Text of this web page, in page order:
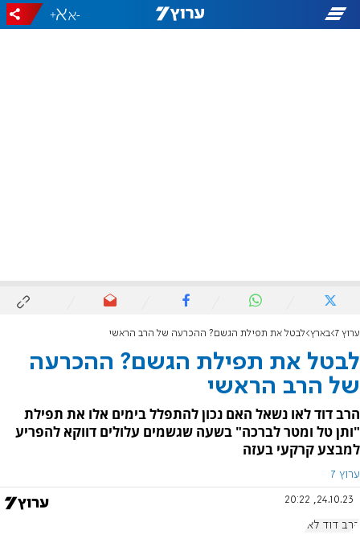
-
+
ערוץ 7 בארץ לבטל את תפילת הגשם? ההכרעה של הרב הראשי
לבטל את תפילת הגשם? ההכרעה
של הרב הראשי
הרב דוד לאו נשאל האם נכון להתפלל בימים אלו את תפילת
"ותן טל ומטר לברכה" בשעה שגשמים עלולים דווקא להפריע
למבצע קרקעי בעזה
ערוץ 7
24.10.23, 20:22
הרב דוד לאו